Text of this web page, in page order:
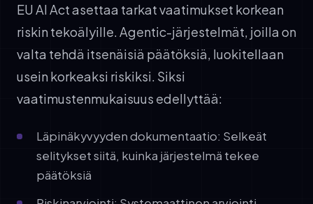
EU AI Act asettaa tarkat vaatimukset korkean
riskin tekoälyille. Agentic-järjestelmät, joilla on
valta tehdä itsenäisiä päätöksiä, luokitellaan
usein korkeaksi riskiksi. Siksi
vaatimustenmukaisuus edellyttää:
Läpinäkyvyyden dokumentaatio: Selkeät
selitykset siitä, kuinka järjestelmä tekee
päätöksiä